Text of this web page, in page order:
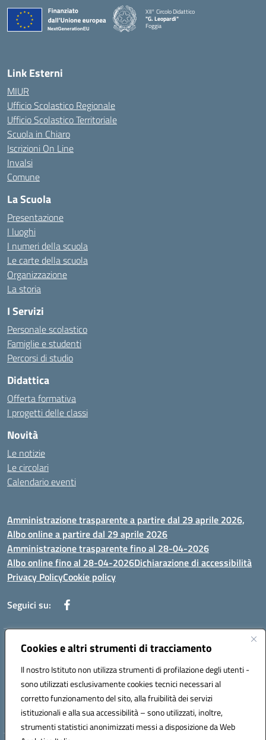
Cookies e altri strumenti di tracciamento
Il nostro Istituto non utilizza strumenti di profilazione degli utenti -
sono utilizzati esclusivamente cookies tecnici necessari al
corretto funzionamento del sito, alla fruibilità dei servizi
istituzionali e alla sua accessibilità – sono utilizzati, inoltre,
strumenti statistici anonimizzati messi a disposizione da Web
XII° Circolo Didattico
"G. Leopardi"
Foggia
— Visita la pagina iniziale della scuola
Link Esterni
MIUR
Ufficio Scolastico Regionale
Ufficio Scolastico Territoriale
Scuola in Chiaro
Iscrizioni On Line
Invalsi
Comune
La Scuola
Presentazione
I luoghi
I numeri della scuola
Le carte della scuola
Organizzazione
La storia
I Servizi
Personale scolastico
Famiglie e studenti
Percorsi di studio
Didattica
Offerta formativa
I progetti delle classi
Novità
Le notizie
Le circolari
Calendario eventi
Amministrazione trasparente a partire dal 29 aprile 2026,
Albo online a partire dal 29 aprile 2026
Amministrazione trasparente fino al 28-04-2026
Albo online fino al 28-04-2026Dichiarazione di accessibilità
Privacy PolicyCookie policy
Seguici su:
Indirizzo:Via Selicato, 1 71122 FOGGIA (FG)
Posta elettronica certificata (PEC):fgee01200c@pec.istruzione.it
Codice fiscale: 80005820719
Codice meccanografico: FGEE01200C